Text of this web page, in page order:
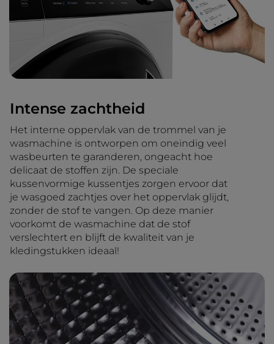
Intense zachtheid
Het interne oppervlak van de trommel van je
wasmachine is ontworpen om oneindig veel
wasbeurten te garanderen, ongeacht hoe
delicaat de stoffen zijn. De speciale
kussenvormige kussentjes zorgen ervoor dat
je wasgoed zachtjes over het oppervlak glijdt,
zonder de stof te vangen. Op deze manier
voorkomt de wasmachine dat de stof
verslechtert en blijft de kwaliteit van je
kledingstukken ideaal!